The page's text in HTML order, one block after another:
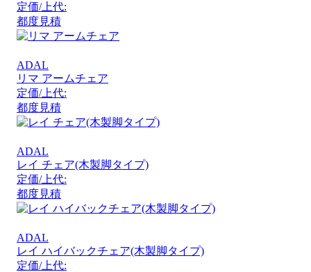
定価/上代:
都度見積
ADAL
リマ アームチェア
定価/上代:
都度見積
ADAL
レイ チェア(木製脚タイプ)
定価/上代:
都度見積
ADAL
レイ ハイバックチェア(木製脚タイプ)
定価/上代: